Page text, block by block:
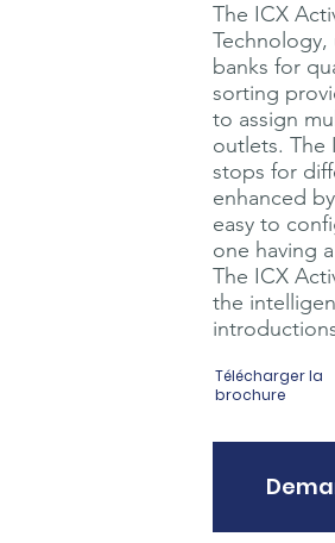
The ICX
Technology,
banks for
sorting
to assign
outlets. The
stops for
enhanced
easy to
one having
The ICX
the
Télécharger la
brochure